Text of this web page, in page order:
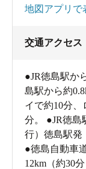
地図アプリで
交通アクセス
●JR徳島駅か
島駅から約
イで約10分
分。 ●JR徳島
行）徳島駅発
●徳島自動車
12km（約30